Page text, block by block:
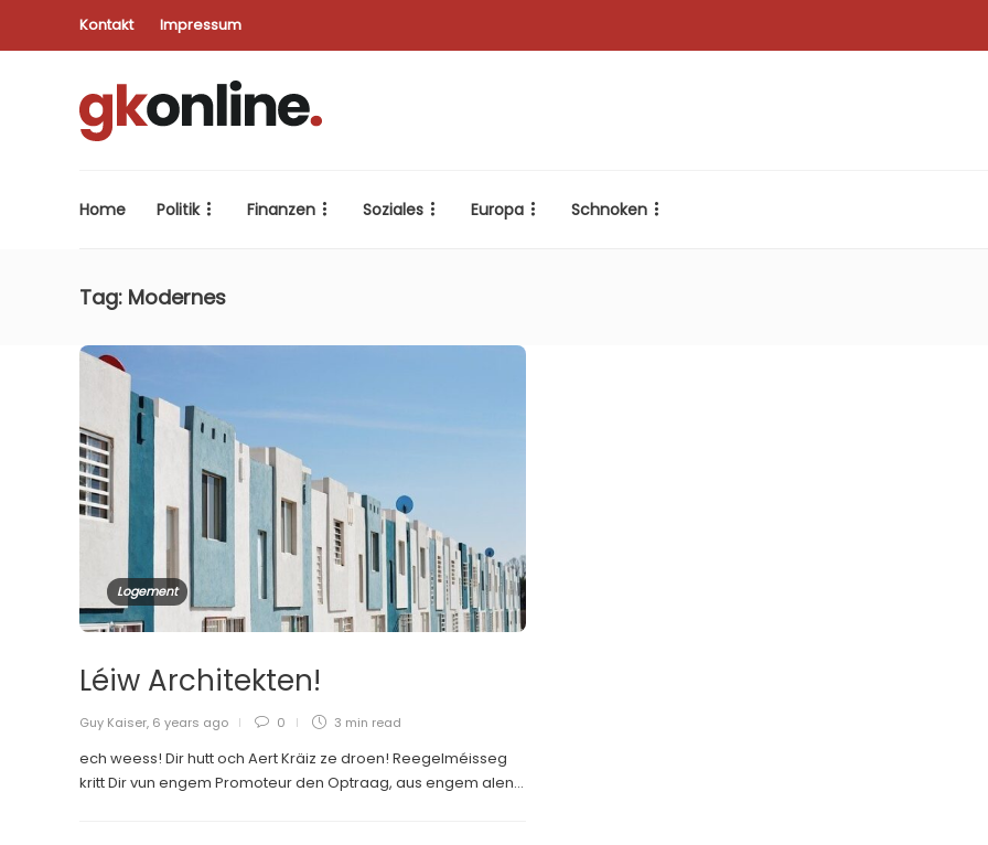
Kontakt Impressum
Home Politik Finanzen Soziales Europa Schnoken
Tag: Modernes
Logement
Léiw Architekten!
Guy Kaiser, 6 years ago 0 3 min read
ech weess! Dir hutt och Aert Kräiz ze droen! Reegelméisseg
kritt Dir vun engem Promoteur den Optraag, aus engem alen...